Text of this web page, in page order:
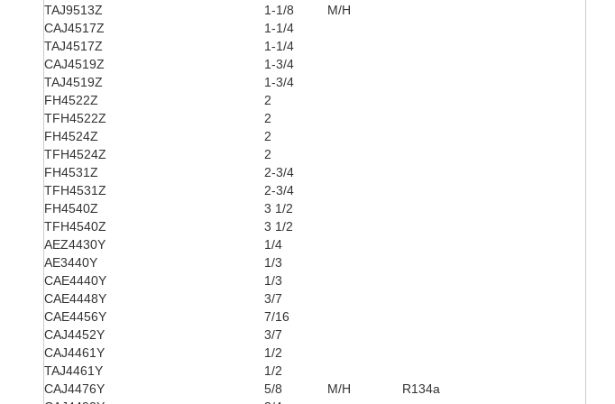
M/H
TAJ9513Z
1-1/8
CAJ4517Z
1-1/4
TAJ4517Z
1-1/4
CAJ4519Z
1-3/4
TAJ4519Z
1-3/4
FH4522Z
2
TFH4522Z
2
FH4524Z
2
TFH4524Z
2
FH4531Z
2-3/4
TFH4531Z
2-3/4
FH4540Z
3 1/2
TFH4540Z
3 1/2
AEZ4430Y
1/4
M/H R134a
AE3440Y
1/3
CAE4440Y
1/3
CAE4448Y
3/7
CAE4456Y
7/16
CAJ4452Y
3/7
CAJ4461Y
1/2
TAJ4461Y
1/2
CAJ4476Y
5/8